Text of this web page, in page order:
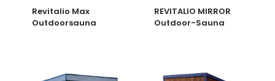
Revitalio Max
Outdoorsauna
REVITALIO MIRROR
Outdoor-Sauna